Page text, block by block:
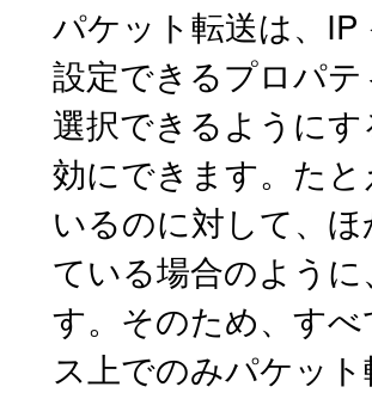
パケット転送は、
設定できるプロパ
選択できるように
効にできます。た
いるのに対して、
ている場合のよう
す。そのため、す
ス上でのみパケッ